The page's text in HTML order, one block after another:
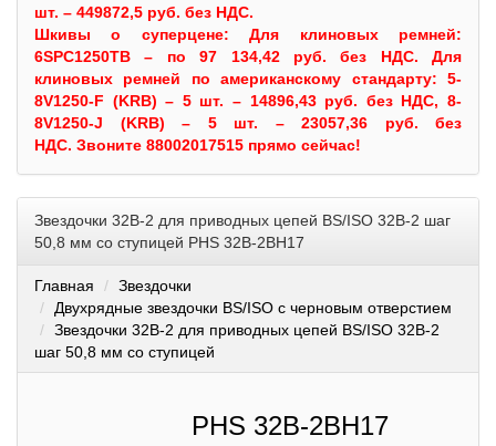
шт. – 449872,5 руб. без НДС.
Шкивыо суперцене:Для клиновых ремней:
6SPC1250TB – по 97 134,42 руб. без НДС. Для
клиновых ремней по американскому стандарту: 5-
8V1250-F (KRB) – 5 шт. – 14896,43 руб. без НДС, 8-
8V1250-J (KRB) – 5 шт. – 23057,36 руб. без
НДС. Звоните 88002017515 прямо сейчас!
Звездочки 32B-2 для приводных цепей BS/ISO 32B-2 шаг
50,8 мм со ступицей PHS 32B-2BH17
Главная
Звездочки
Двухрядные звездочки BS/ISO с черновым отверстием
Звездочки 32B-2 для приводных цепей BS/ISO 32B-2
шаг 50,8 мм со ступицей
PHS 32B-2BH17